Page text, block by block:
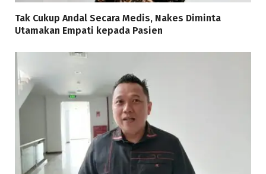
Tak Cukup Andal Secara Medis, Nakes Diminta
Utamakan Empati kepada Pasien